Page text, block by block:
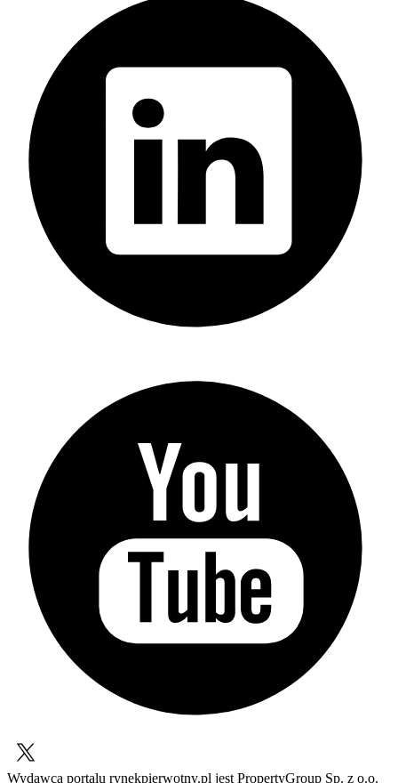
Wydawcą portalu rynekpierwotny.pl jest PropertyGroup Sp. z o.o.